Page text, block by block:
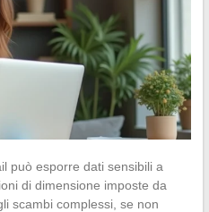
può esporre dati sensibili a
di dimensione imposte da
scambi complessi, se non